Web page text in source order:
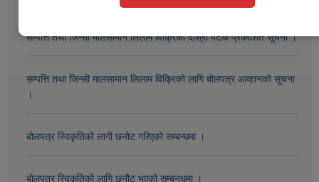
सम्पत्ति तथा जिन्सी मालसामान लिलाम विक्रिको दोस्रो पटक प्रकाशित सूचना ।
सम्पत्ति तथा जिन्सी मालसामान लिलाम विक्रिको लागि बोलपत्र आव्हानको सूचना
।
बोलपत्र स्विकृतिको लागी छनोट गरिएको सम्बन्धमा ।
बोलपत्र स्विकृतिको लागि छनौट भएको सम्बनधमा ।